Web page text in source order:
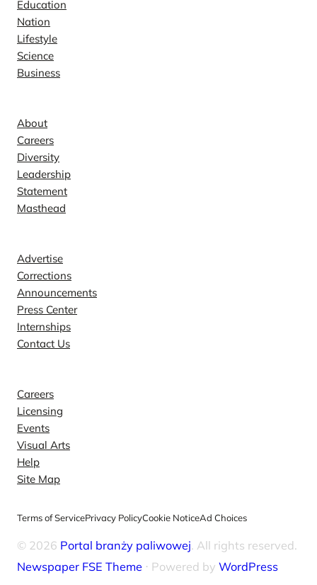
Education
Nation
Lifestyle
Science
Business
About
Careers
Diversity
Leadership
Statement
Masthead
Advertise
Corrections
Announcements
Press Center
Internships
Contact Us
Careers
Licensing
Events
Visual Arts
Help
Site Map
Terms of ServicePrivacy PolicyCookie NoticeAd Choices
© 2026 Portal branży paliwowej. All rights reserved.
Newspaper FSE Theme ⋅ Powered by WordPress